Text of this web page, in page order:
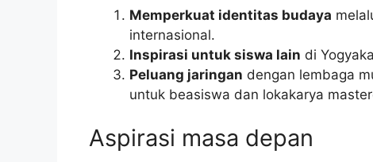
Memperkuat identitas budaya
internasional.
Inspirasi untuk siswa lain di
Peluang jaringan dengan lembaga
untuk beasiswa dan lokakarya
Aspirasi masa depan